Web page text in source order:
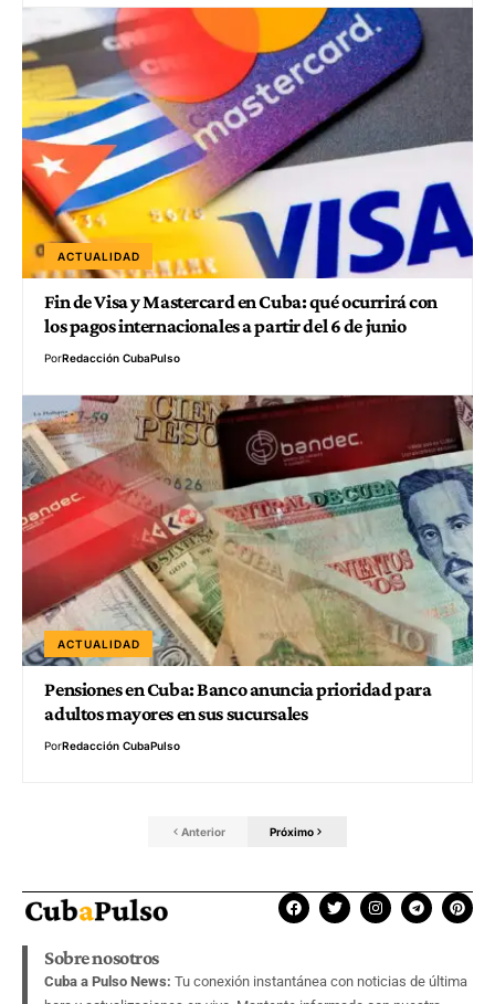
ACTUALIDAD
Fin de Visa y Mastercard en Cuba: qué ocurrirá con
los pagos internacionales a partir del 6 de junio
PorRedacción CubaPulso
ACTUALIDAD
Pensiones en Cuba: Banco anuncia prioridad para
adultos mayores en sus sucursales
PorRedacción CubaPulso
Anterior Próximo
Sobre nosotros
Cuba a Pulso News: Tu conexión instantánea con noticias de última